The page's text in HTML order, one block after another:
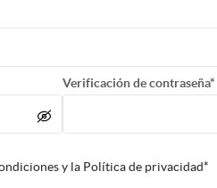
Verificación de contraseña*
y la Política de privacidad*